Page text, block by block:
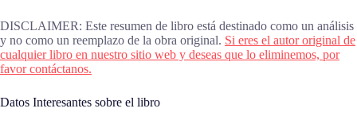
DISCLAIMER: Este resumen de libro está destinado como un análisis
y no como un reemplazo de la obra original. Si eres el autor original de
cualquier libro en nuestro sitio web y deseas que lo eliminemos, por
favor contáctanos.
Datos Interesantes sobre el libro